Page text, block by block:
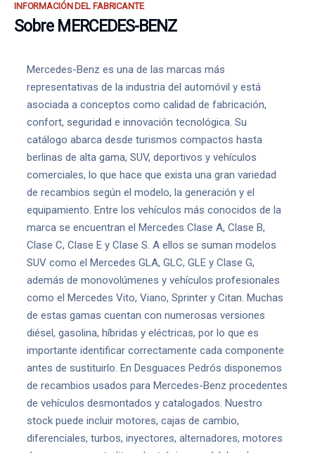
INFORMACIÓN DEL FABRICANTE
Sobre MERCEDES-BENZ
Mercedes-Benz es una de las marcas más
representativas de la industria del automóvil y está
asociada a conceptos como calidad de fabricación,
confort, seguridad e innovación tecnológica. Su
catálogo abarca desde turismos compactos hasta
berlinas de alta gama, SUV, deportivos y vehículos
comerciales, lo que hace que exista una gran variedad
de recambios según el modelo, la generación y el
equipamiento. Entre los vehículos más conocidos de la
marca se encuentran el Mercedes Clase A, Clase B,
Clase C, Clase E y Clase S. A ellos se suman modelos
SUV como el Mercedes GLA, GLC, GLE y Clase G,
además de monovolúmenes y vehículos profesionales
como el Mercedes Vito, Viano, Sprinter y Citan. Muchas
de estas gamas cuentan con numerosas versiones
diésel, gasolina, híbridas y eléctricas, por lo que es
importante identificar correctamente cada componente
antes de sustituirlo. En Desguaces Pedrós disponemos
de recambios usados para Mercedes-Benz procedentes
de vehículos desmontados y catalogados. Nuestro
stock puede incluir motores, cajas de cambio,
diferenciales, turbos, inyectores, alternadores, motores